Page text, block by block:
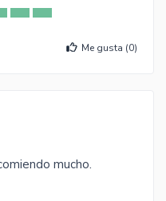
Me gusta (0)
mucho.